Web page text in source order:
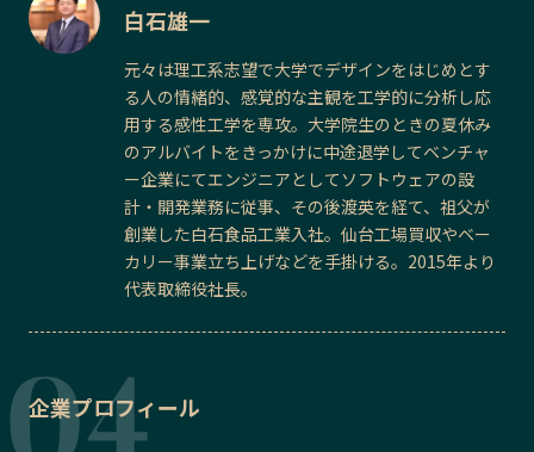
白石雄一
元々は理工系志望で大学でデザインをはじめとす
る人の情緒的、感覚的な主観を工学的に分析し応
用する感性工学を専攻。大学院生のときの夏休み
のアルバイトをきっかけに中途退学してベンチャ
ー企業にてエンジニアとしてソフトウェアの設
計・開発業務に従事、その後渡英を経て、祖父が
創業した白石食品工業入社。仙台工場買収やベー
カリー事業立ち上げなどを手掛ける。2015年より
代表取締役社長。
企業プロフィール